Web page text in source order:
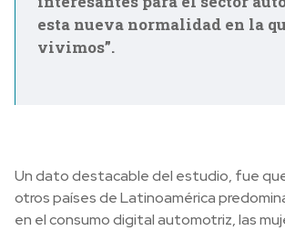
esta nueva normalidad en la
vivimos”.
Un dato destacable del estudio, fue
otros países de Latinoamérica
en el consumo digital automotriz, las